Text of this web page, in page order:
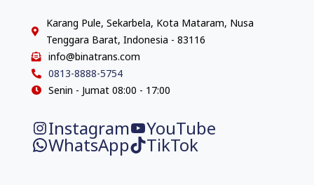
Karang Pule, Sekarbela, Kota Mataram, Nusa
Tenggara Barat, Indonesia - 83116
info@binatrans.com
0813-8888-5754
Senin - Jumat 08:00 - 17:00
Instagram YouTube
WhatsApp TikTok